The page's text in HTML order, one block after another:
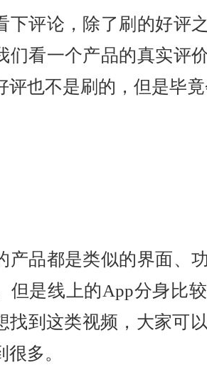
下评论，除了刷的好评
们看一个产品的真实评
评也不是刷的，但是毕
产品都是类似的界面、
但是线上的App分身比
找到这类视频，大家可
多。